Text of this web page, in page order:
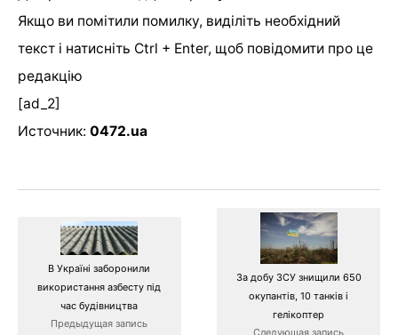
Якщо ви помітили помилку, виділіть необхідний
текст і натисніть Ctrl + Enter, щоб повідомити про це
редакцію
[ad_2]
Источник: 0472.ua
В Україні заборонили
використання азбесту під
час будівництва
Предыдущая запись
За добу ЗСУ знищили 650
окупантів, 10 танків і
гелікоптер
Следующая запись